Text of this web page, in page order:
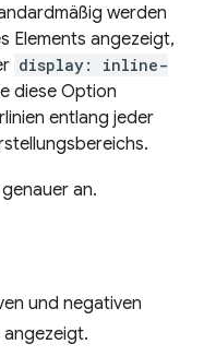
werden
Elements angezeigt,
display: inline-
diese Option
entlang jeder
an.
und negativen
angezeigt.